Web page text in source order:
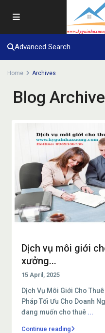
Advanced Search
Home Archives
Blog
Dịch vụ môi giới
xưởng...
15 April, 2025
Dịch Vụ Môi Giới Cho
Pháp Tối Ưu Cho Doanh
đang muốn cho thuê ...
Continue reading